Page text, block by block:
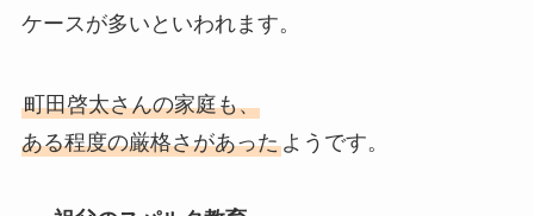
ケースが多いといわれます。
町田啓太さんの家庭も、
ある程度の厳格さがあったようです。